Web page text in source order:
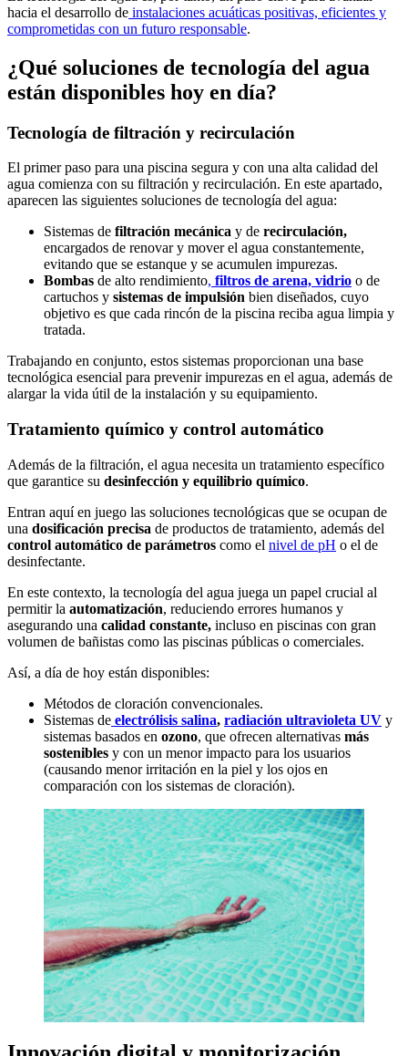
hacia el desarrollo de instalaciones acuáticas positivas, eficientes y
comprometidas con un futuro responsable.
¿Qué soluciones de tecnología del agua
están disponibles hoy en día?
Tecnología de filtración y recirculación
El primer paso para una piscina segura y con una alta calidad del
agua comienza con su filtración y recirculación. En este apartado,
aparecen las siguientes soluciones de tecnología del agua:
Sistemas de filtración mecánica y de recirculación,
encargados de renovar y mover el agua constantemente,
evitando que se estanque y se acumulen impurezas.
Bombas de alto rendimiento, filtros de arena, vidrio o de
cartuchos y sistemas de impulsión bien diseñados, cuyo
objetivo es que cada rincón de la piscina reciba agua limpia y
tratada.
Trabajando en conjunto, estos sistemas proporcionan una base
tecnológica esencial para prevenir impurezas en el agua, además de
alargar la vida útil de la instalación y su equipamiento.
Tratamiento químico y control automático
Además de la filtración, el agua necesita un tratamiento específico
que garantice su desinfección y equilibrio químico.
Entran aquí en juego las soluciones tecnológicas que se ocupan de
una dosificación precisa de productos de tratamiento, además del
control automático de parámetros como el nivel de pH o el de
desinfectante.
En este contexto, la tecnología del agua juega un papel crucial al
permitir la automatización, reduciendo errores humanos y
asegurando una calidad constante, incluso en piscinas con gran
volumen de bañistas como las piscinas públicas o comerciales.
Así, a día de hoy están disponibles:
Métodos de cloración convencionales.
Sistemas de electrólisis salina, radiación ultravioleta UV y
sistemas basados en ozono, que ofrecen alternativas más
sostenibles y con un menor impacto para los usuarios
(causando menor irritación en la piel y los ojos en
comparación con los sistemas de cloración).